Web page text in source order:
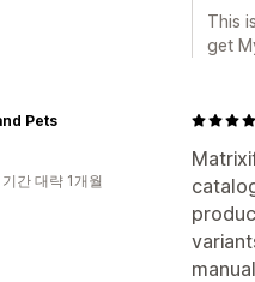
This
get
Pets
간 대략 1개월